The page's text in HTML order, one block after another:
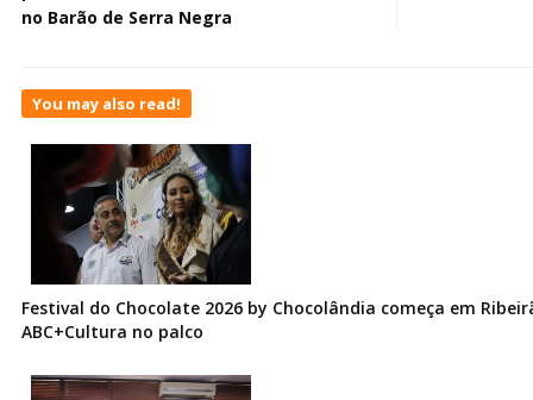
no Barão de Serra Negra
You may also read!
Festival do Chocolate 2026 by Chocolândia começa em
ABC+Cultura no palco